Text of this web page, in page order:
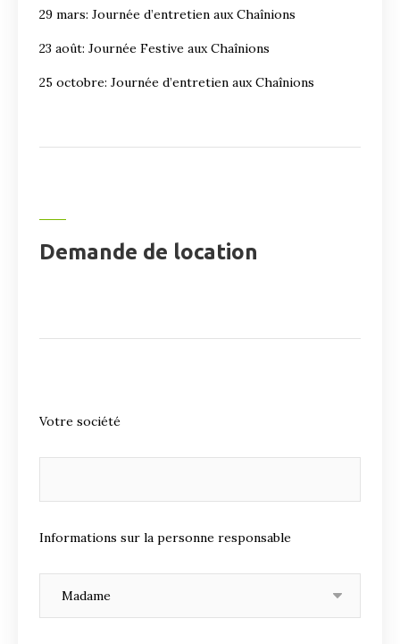
29 mars: Journée d’entretien aux Chaînions
23 août: Journée Festive aux Chaînions
25 octobre: Journée d’entretien aux Chaînions
Demande de location
Votre société
Informations sur la personne responsable